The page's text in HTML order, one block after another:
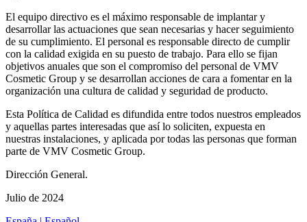
El equipo directivo es el máximo responsable de implantar y
desarrollar las actuaciones que sean necesarias y hacer seguimiento
de su cumplimiento. El personal es responsable directo de cumplir
con la calidad exigida en su puesto de trabajo. Para ello se fijan
objetivos anuales que son el compromiso del personal de VMV
Cosmetic Group y se desarrollan acciones de cara a fomentar en la
organización una cultura de calidad y seguridad de producto.
Esta Política de Calidad es difundida entre todos nuestros empleados
y aquellas partes interesadas que así lo soliciten, expuesta en
nuestras instalaciones, y aplicada por todas las personas que forman
parte de VMV Cosmetic Group.
Dirección General.
Julio de 2024